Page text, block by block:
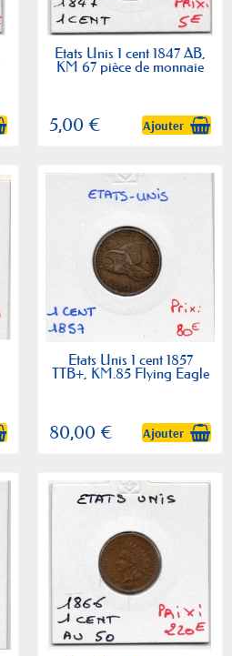
Etats Unis 1 cent 1847 AB,
KM 67 pièce de monnaie
5,00 € Ajouter
Etats Unis 1 cent 1857
TTB+, KM.85 Flying Eagle
80,00 € Ajouter